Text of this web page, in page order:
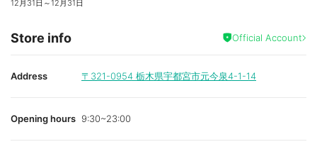
12月31日 ～12月31日
Store info Official Account
Address 〒321-0954 栃木県宇都宮市元今泉4-1-14
Opening hours 9:30~23:00